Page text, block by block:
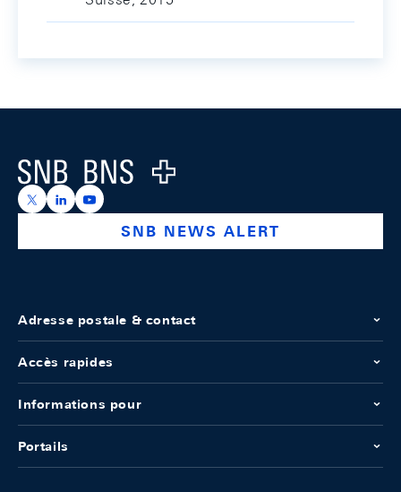
Logo
https://x.com/snb_bns
https://ch.linkedin.com/company/swiss-national-
https://www.youtube.com/@swissnationalbank
SNB NEWS ALERT
Adresse postale & contact
Accès rapides
Informations pour
Portails